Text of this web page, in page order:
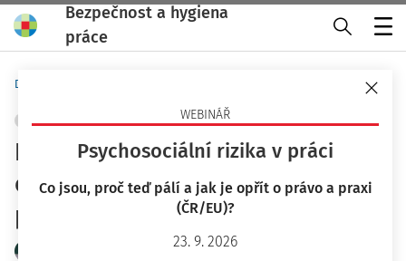
Bezpečnost a hygiena
práce
WEBINÁŘ
Psychosociální rizika v práci
Co jsou, proč teď pálí a jak je opřít o právo a praxi
(ČR/EU)?
23. 9. 2026
Domů
OOPP + PŘIDAT VLASTNÍ
Předpis zaměstnavatele k
ochranným pracovním
prostředkům